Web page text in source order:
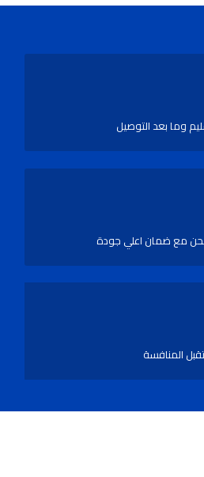
وما بعد التوصيل
مع ضمان اعلي جودة
المنافسة